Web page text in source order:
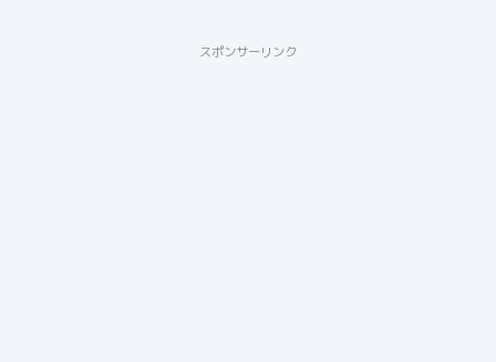
スポンサーリンク